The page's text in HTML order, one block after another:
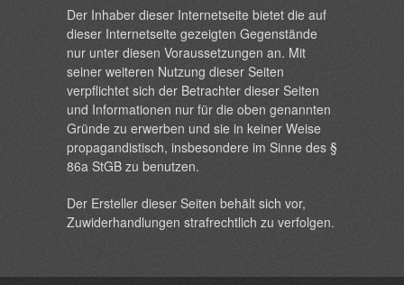
Der Inhaber dieser Internetseite bietet die auf
dieser Internetseite gezeigten Gegenstände
nur unter diesen Voraussetzungen an. Mit
seiner weiteren Nutzung dieser Seiten
verpflichtet sich der Betrachter dieser Seiten
und Informationen nur für die oben genannten
Gründe zu erwerben und sie in keiner Weise
propagandistisch, insbesondere im Sinne des §
86a StGB zu benutzen.
Der Ersteller dieser Seiten behält sich vor,
Zuwiderhandlungen strafrechtlich zu verfolgen.